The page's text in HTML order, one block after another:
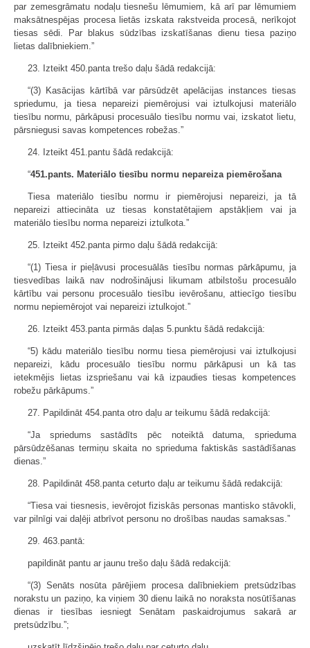
par zemesgrāmatu nodaļu tiesnešu lēmumiem, kā arī par lēmumiem
maksātnespējas procesa lietās izskata rakstveida procesā, nerīkojot
tiesas sēdi. Par blakus sūdzības izskatīšanas dienu tiesa paziņo
lietas dalībniekiem.”
23. Izteikt 450.panta trešo daļu šādā redakcijā:
“(3) Kasācijas kārtībā var pārsūdzēt apelācijas instances tiesas
spriedumu, ja tiesa nepareizi piemērojusi vai iztulkojusi materiālo
tiesību normu, pārkāpusi procesuālo tiesību normu vai, izskatot lietu,
pārsniegusi savas kompetences robežas.”
24. Izteikt 451.pantu šādā redakcijā:
“451.pants. Materiālo tiesību normu nepareiza piemērošana
Tiesa materiālo tiesību normu ir piemērojusi nepareizi, ja tā
nepareizi attiecināta uz tiesas konstatētajiem apstākļiem vai ja
materiālo tiesību norma nepareizi iztulkota.”
25. Izteikt 452.panta pirmo daļu šādā redakcijā:
“(1) Tiesa ir pieļāvusi procesuālās tiesību normas pārkāpumu, ja
tiesvedības laikā nav nodrošinājusi likumam atbilstošu procesuālo
kārtību vai personu procesuālo tiesību ievērošanu, attiecīgo tiesību
normu nepiemērojot vai nepareizi iztulkojot.”
26. Izteikt 453.panta pirmās daļas 5.punktu šādā redakcijā:
“5) kādu materiālo tiesību normu tiesa piemērojusi vai iztulkojusi
nepareizi, kādu procesuālo tiesību normu pārkāpusi un kā tas
ietekmējis lietas izspriešanu vai kā izpaudies tiesas kompetences
robežu pārkāpums.”
27. Papildināt 454.panta otro daļu ar teikumu šādā redakcijā:
“Ja spriedums sastādīts pēc noteiktā datuma, sprieduma
pārsūdzēšanas termiņu skaita no sprieduma faktiskās sastādīšanas
dienas.”
28. Papildināt 458.panta ceturto daļu ar teikumu šādā redakcijā:
“Tiesa vai tiesnesis, ievērojot fiziskās personas mantisko stāvokli,
var pilnīgi vai daļēji atbrīvot personu no drošības naudas samaksas.”
29. 463.pantā:
papildināt pantu ar jaunu trešo daļu šādā redakcijā:
“(3) Senāts nosūta pārējiem procesa dalībniekiem pretsūdzības
norakstu un paziņo, ka viņiem 30 dienu laikā no noraksta nosūtīšanas
dienas ir tiesības iesniegt Senātam paskaidrojumus sakarā ar
pretsūdzību.”;